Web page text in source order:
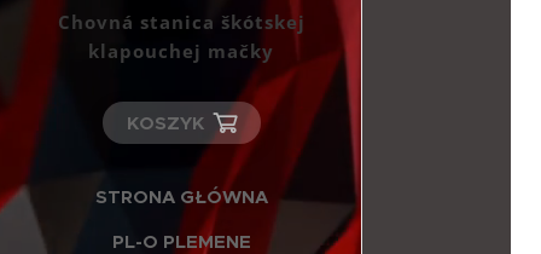
Chovná stanica škótskej
klapouchej mačky
KOSZYK
STRONA GŁÓWNA
PL-O PLEMENE